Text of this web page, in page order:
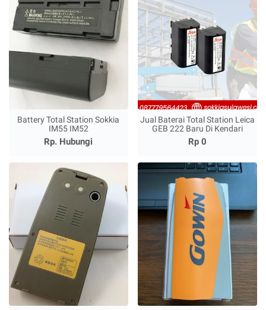
Battery Total Station Sokkia
IM55 IM52
Rp. Hubungi
Jual Baterai Total Station Leica
GEB 222 Baru Di Kendari
Rp 0